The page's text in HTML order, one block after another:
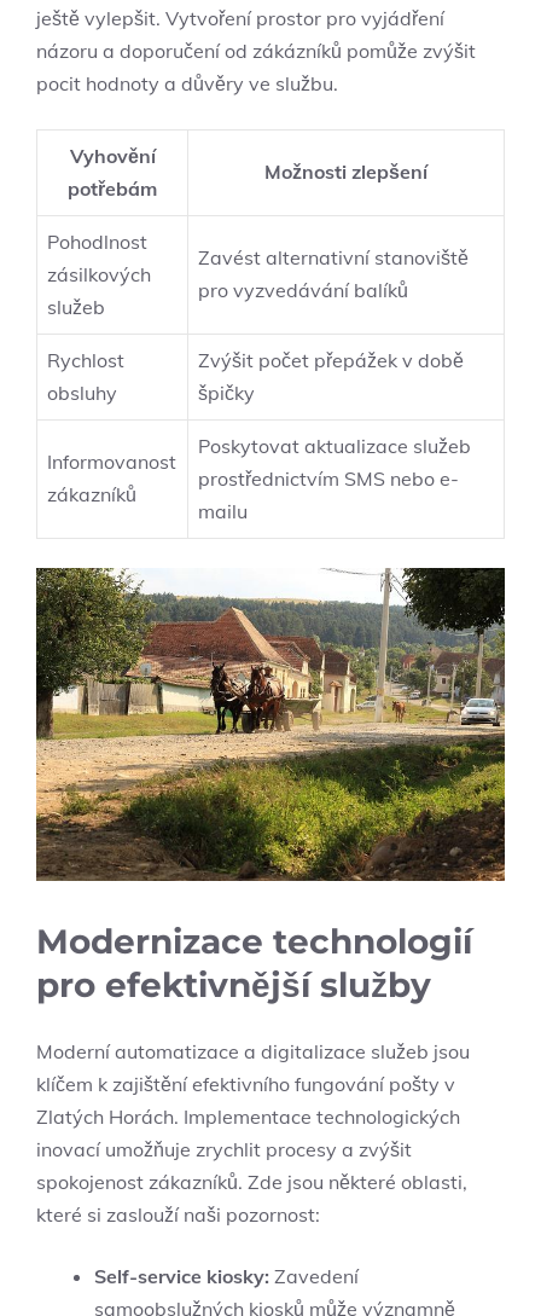
ještě vylepšit. Vytvoření prostor pro vyjádření
názoru a doporučení od zákázníků pomůže zvýšit
pocit hodnoty a důvěry ve službu.
Vyhovění
potřebám
Možnosti zlepšení
Pohodlnost
zásilkových
služeb
Zavést alternativní stanoviště
pro vyzvedávání balíků
Rychlost
obsluhy
Zvýšit počet přepážek v době
špičky
Informovanost
zákazníků
Poskytovat aktualizace služeb
prostřednictvím SMS nebo e-
mailu
Modernizace technologií
pro efektivnější služby
Moderní automatizace a digitalizace služeb jsou
klíčem k zajištění efektivního fungování pošty v
Zlatých Horách. Implementace technologických
inovací umožňuje zrychlit procesy a zvýšit
spokojenost zákazníků. Zde jsou některé oblasti,
které si zaslouží naši pozornost:
Self-service kiosky: Zavedení
samoobslužných kiosků může významně